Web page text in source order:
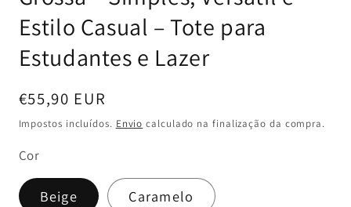
Estilo Casual – Tote para
Estudantes e Lazer
Preço
normal
€55,90 EUR
Impostos incluídos. Envio calculado na finalização da compra.
Cor
Beige Caramelo